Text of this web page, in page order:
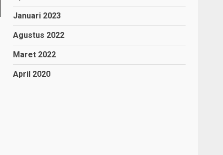
Januari 2023
Agustus 2022
Maret 2022
April 2020